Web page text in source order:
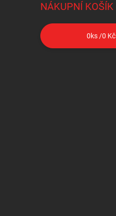
NÁKUPNÍ KOŠÍK
0ks /0 Kč